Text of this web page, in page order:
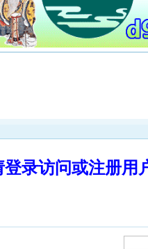
登录访问或注册